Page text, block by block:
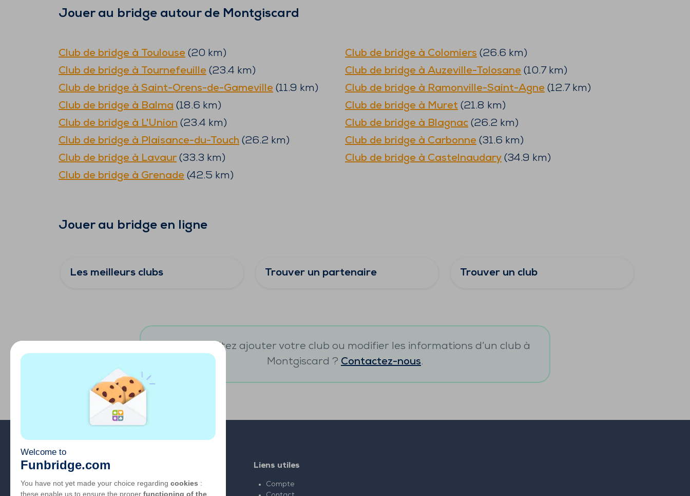
Jouer au bridge autour de Montgiscard
Club de bridge à Toulouse (20 km) Club de bridge à Colomiers (26.6 km)
Club de bridge à Tournefeuille (23.4 km) Club de bridge à Auzeville-Tolosane (10.7 km)
Club de bridge à Saint-Orens-de-Gameville (11.9 km) Club de bridge à Ramonville-Saint-Agne (12.7 km)
Club de bridge à Balma (18.6 km) Club de bridge à Muret (21.8 km)
Club de bridge à L'Union (23.4 km) Club de bridge à Blagnac (26.2 km)
Club de bridge à Plaisance-du-Touch (26.2 km) Club de bridge à Carbonne (31.6 km)
Club de bridge à Lavaur(33.3 km) Club de bridge à Castelnaudary (34.9 km)
Club de bridge à Grenade (42.5 km)
Jouer au bridge en ligne
Les meilleurs clubs Trouver un partenaire Trouver un club
Vous souhaitez ajouter votre club ou modifier les informations d’un club à
Montgiscard ? Contactez-nous.
FAQ
Liens utiles
Compte